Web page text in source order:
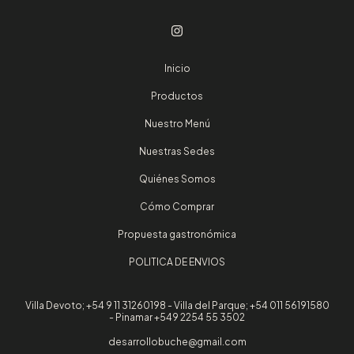
Inicio
Productos
Nuestro Menú
Nuestras Sedes
Quiénes Somos
Cómo Comprar
Propuesta gastronómica
POLITICA DE ENVIOS
Villa Devoto; +54 9 11 31260198 - Villa del Parque; +54 011 56191580
- Pinamar +549 2254 55 3502
desarrollobuche@gmail.com